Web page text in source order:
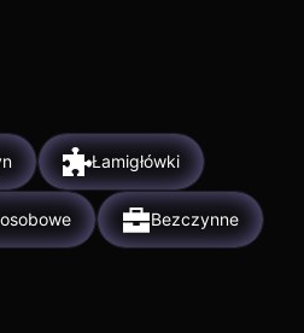
Łamigłówki
Bezczynne